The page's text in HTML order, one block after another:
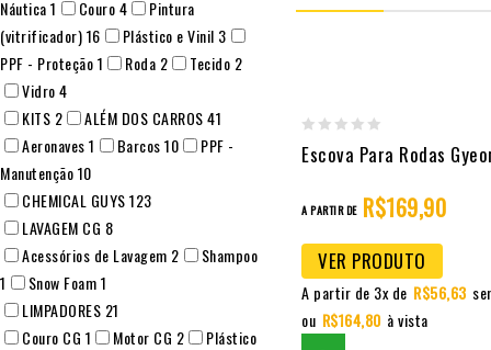
Escova Para Rodas
A PARTIR DE R$169,90
VER PRODUTO
A partir de 3x de R$56,63
ou R$164,80 à vista
Náutica1 Couro4
Pintura
(vitrificador)16 Plástico e Vinil 3
PPF - Proteção1 Roda 2 Tecido 2
Vidro4
KITS 2 ALÉM DOS CARROS41
Aeronaves1 Barcos10
PPF -
Manutenção10
CHEMICAL GUYS123
LAVAGEM CG 8
Acessórios de Lavagem 2
Shampoo
1
Snow Foam1
LIMPADORES 21
Couro CG 1 Motor CG 2
Plástico